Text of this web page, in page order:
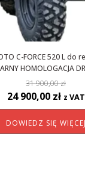
C-FORCE 520 L
HOMOLOGACJA
31 900,00zł
Pierwotna
cena
wynosiła:
24 900,00 zł
cena
z VAT
DOWIEDZ SIĘ WIĘCEJ